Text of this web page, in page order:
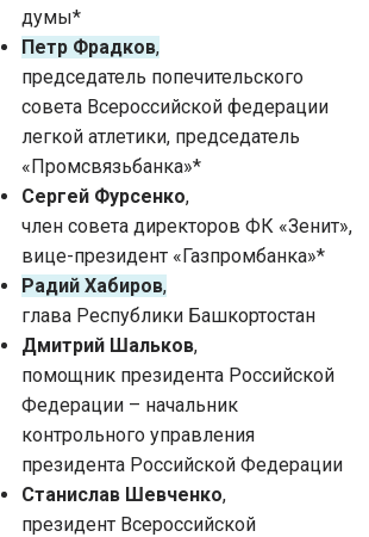
думы*
Петр Фрадков,
председатель попечительского
совета Всероссийской федерации
легкой атлетики, председатель
«Промсвязьбанка»*
Сергей Фурсенко,
член совета директоров ФК «Зенит»,
вице-президент «Газпромбанка»*
Радий Хабиров,
глава Республики Башкортостан
Дмитрий Шальков,
помощник президента Российской
Федерации – начальник
контрольного управления
президента Российской Федерации
Станислав Шевченко,
президент Всероссийской